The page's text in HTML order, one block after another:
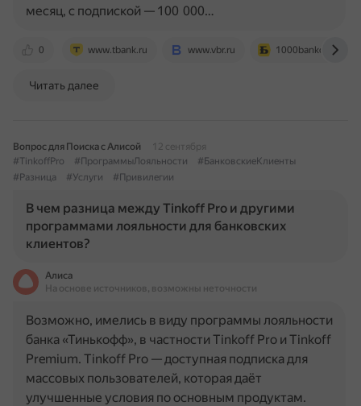
0 www.tbank.ru www.vbr.ru 1000bankov.ru
месяц, с подпиской — 100 000…
Читать далее
Вопрос для Поиска с Алисой
12 сентября
#TinkoffPro
#ПрограммыЛояльности
#БанковскиеКлиенты
#Разница
#Услуги #Привилегии
В чем разница между Tinkoff Pro и другими
программами лояльности для банковских
клиентов?
Алиса
На основе источников, возможны неточности
Возможно, имелись в виду программы лояльности
банка «Тинькофф», в частности Tinkoff Pro и Tinkoff
Premium. Tinkoff Pro — доступная подписка для
массовых пользователей, которая даёт
улучшенные условия по основным продуктам.